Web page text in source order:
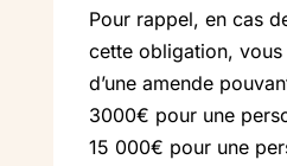
Pour rappel, en cas
cette obligation, vous
d’une amende
3000€ pour une
15 000€ pour une